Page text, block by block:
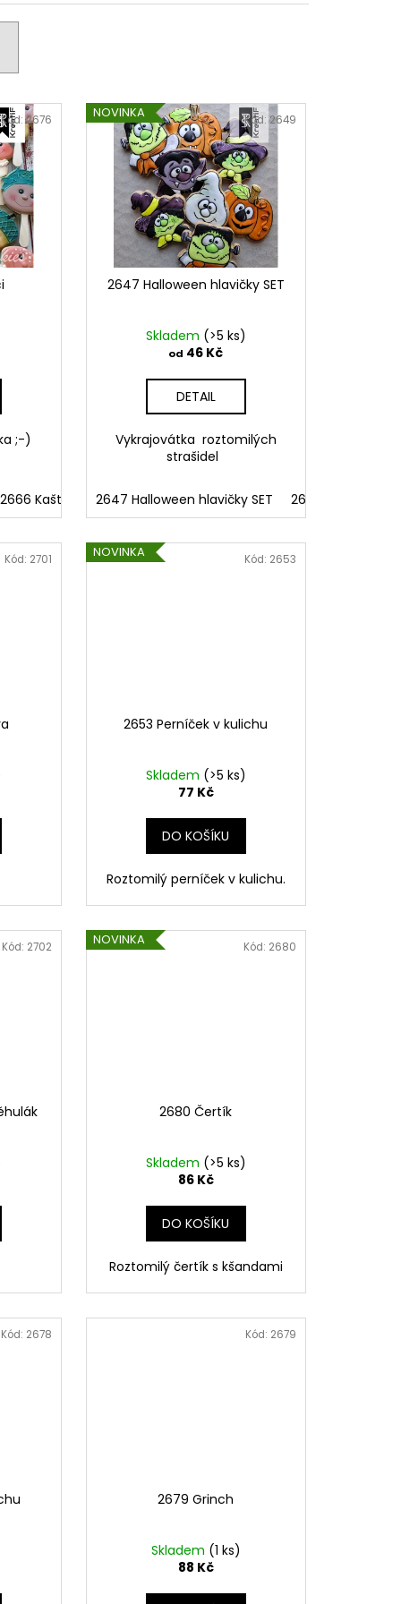
2687 Kmen stromu1 2688 Kmen stromu2
;-)
2666 Kaštánek 2667 Kaštánek s čepicí 2668 Žalud menší
Kód:2676 NOVINKA
2647 Halloween hlavičky SET
Skladem (>5 ks)
od 46 Kč
DETAIL
Vykrajovátka roztomilých
strašidel
2647 Halloween hlavičky SET 2648 HH Dracula
Kód:2649
Kód: 2701 NOVINKA
2653 Perníček v kulichu
Skladem (>5 ks)
77 Kč
DO KOŠÍKU
Roztomilý perníček v kulichu.
Kód: 2653
Kód: 2702 NOVINKA
2680 Čertík
Skladem (>5 ks)
86 Kč
DO KOŠÍKU
Roztomilý čertík s kšandami
Kód: 2680
Kód: 2678
2679 Grinch
Skladem (1 ks)
88 Kč
Kód: 2679
KOLEKCE